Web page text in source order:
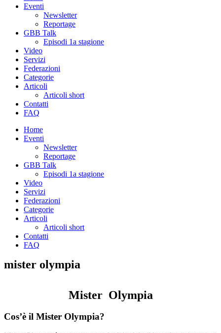
Eventi
Newsletter
Reportage
GBB Talk
Episodi 1a stagione
Video
Servizi
Federazioni
Categorie
Articoli
Articoli short
Contatti
FAQ
Home
Eventi
Newsletter
Reportage
GBB Talk
Episodi 1a stagione
Video
Servizi
Federazioni
Categorie
Articoli
Articoli short
Contatti
FAQ
mister olympia
Mister Olympia
Cos’è il Mister Olympia?